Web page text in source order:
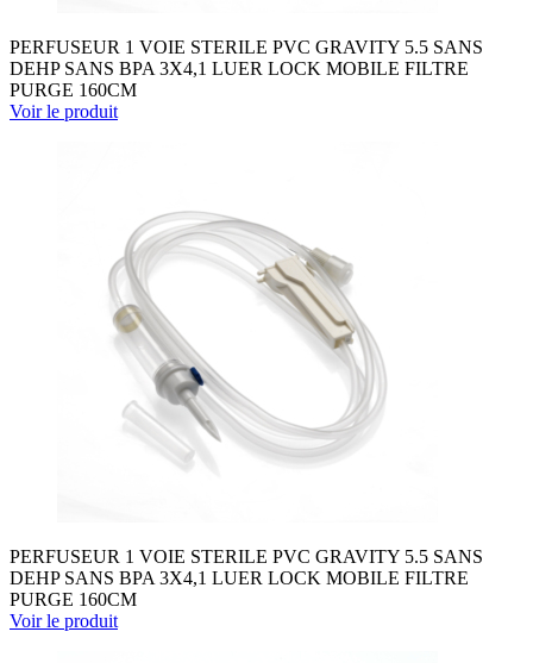
PERFUSEUR 1 VOIE STERILE PVC GRAVITY 5.5 SANS
DEHP SANS BPA 3X4,1 LUER LOCK MOBILE FILTRE
PURGE 160CM
Voir le produit
PERFUSEUR 1 VOIE STERILE PVC GRAVITY 5.5 SANS
DEHP SANS BPA 3X4,1 LUER LOCK MOBILE FILTRE
PURGE 160CM
Voir le produit